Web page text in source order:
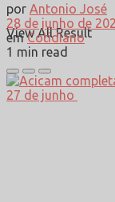
View All Result
por Antonio José
28 de junho de
em Cotidiano
1 min read